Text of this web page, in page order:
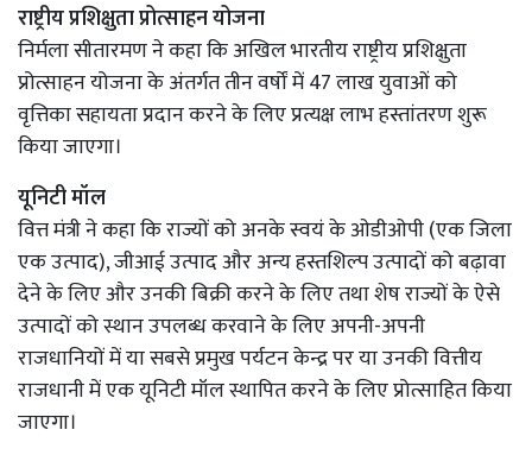
राष्ट्रीय प्रशिक्षुता प्रोत्साहन योजना
निर्मला सीतारमण ने कहा कि अखिल भारतीय राष्ट्रीय प्रशिक्षुता
प्रोत्साहन योजना के अंतर्गत तीन वर्षों में 47 लाख युवाओं को
वृत्तिका सहायता प्रदान करने के लिए प्रत्यक्ष लाभ हस्तांतरण शुरू
किया जाएगा।
यूनिटी मॉल
वित्त मंत्री ने कहा कि राज्यों को अनके स्वयं के ओडीओपी (एक जिला
एक उत्पाद), जीआई उत्पाद और अन्य हस्तशिल्प उत्पादों को बढ़ावा
देने के लिए और उनकी बिक्री करने के लिए तथा शेष राज्यों के ऐसे
उत्पादों को स्थान उपलब्ध करवाने के लिए अपनी-अपनी
राजधानियों में या सबसे प्रमुख पर्यटन केन्द्र पर या उनकी वित्तीय
राजधानी में एक यूनिटी मॉल स्थापित करने के लिए प्रोत्साहित किया
जाएगा।